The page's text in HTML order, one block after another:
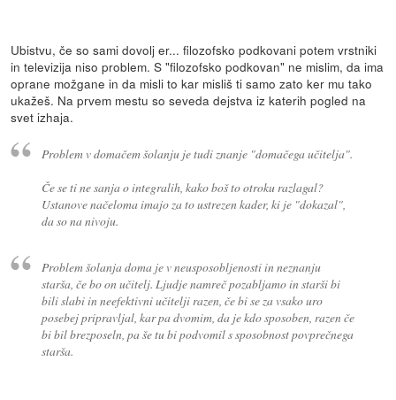
Ubistvu, če so sami dovolj er... filozofsko podkovani potem vrstniki
in televizija niso problem. S "filozofsko podkovan" ne mislim, da ima
oprane možgane in da misli to kar misliš ti samo zato ker mu tako
ukažeš. Na prvem mestu so seveda dejstva iz katerih pogled na
svet izhaja.
Problem v domačem šolanju je tudi znanje "domačega učitelja".
Če se ti ne sanja o integralih, kako boš to otroku razlagal?
Ustanove načeloma imajo za to ustrezen kader, ki je "dokazal",
da so na nivoju.
Problem šolanja doma je v neusposobljenosti in neznanju
starša, če bo on učitelj. Ljudje namreč pozabljamo in starši bi
bili slabi in neefektivni učitelji razen, če bi se za vsako uro
posebej pripravljal, kar pa dvomim, da je kdo sposoben, razen če
bi bil brezposeln, pa še tu bi podvomil s sposobnost povprečnega
starša.